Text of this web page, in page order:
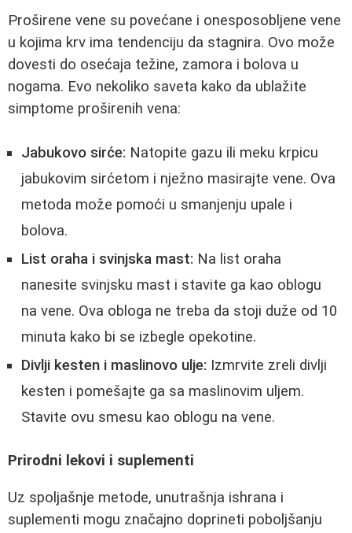
Proširene vene su povećane i onesposobljene vene
u kojima krv ima tendenciju da stagnira. Ovo može
dovesti do osećaja težine, zamora i bolova u
nogama. Evo nekoliko saveta kako da ublažite
simptome proširenih vena:
Jabukovo sirće: Natopite gazu ili meku krpicu
jabukovim sirćetom i nježno masirajte vene. Ova
metoda može pomoći u smanjenju upale i
bolova.
List oraha i svinjska mast: Na list oraha
nanesite svinjsku mast i stavite ga kao oblogu
na vene. Ova obloga ne treba da stoji duže od 10
minuta kako bi se izbegle opekotine.
Divlji kesten i maslinovo ulje: Izmrvite zreli divlji
kesten i pomešajte ga sa maslinovim uljem.
Stavite ovu smesu kao oblogu na vene.
Prirodni lekovi i suplementi
Uz spoljašnje metode, unutrašnja ishrana i
suplementi mogu značajno doprineti poboljšanju